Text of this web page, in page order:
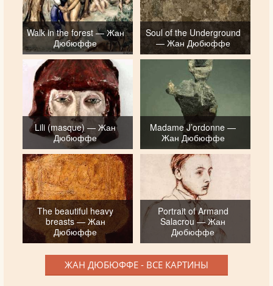
Walk in the forest — Жан
Дюбюффе
Soul of the Underground
— Жан Дюбюффе
Lili (masque) — Жан
Дюбюффе
Madame J’ordonne —
Жан Дюбюффе
The beautiful heavy
breasts — Жан
Дюбюффе
Portrait of Armand
Salacrou — Жан
Дюбюффе
ЖАН ДЮБЮФФЕ - ВСЕ КАРТИНЫ